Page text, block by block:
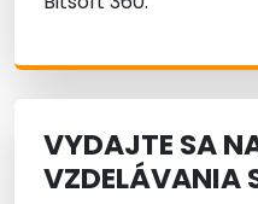
VYDAJTE SA
VZDELÁVANIA